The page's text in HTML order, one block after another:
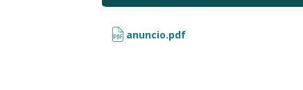
anuncio.pdf